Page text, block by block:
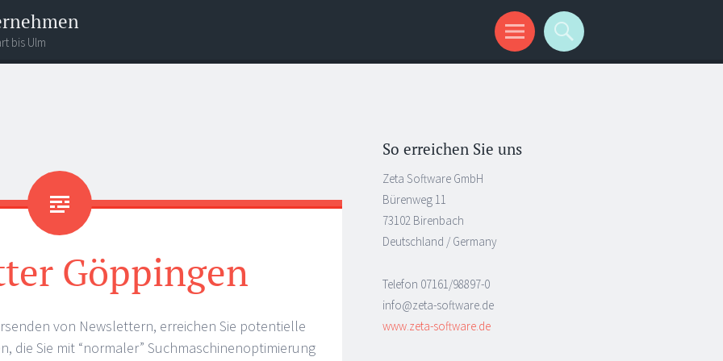
bis Ulm
Göppingen
von Newslettern, erreichen Sie potentielle
die Sie mit “normaler” Suchmaschinenoptimierung
So erreichen Sie uns
Zeta Software GmbH
Bürenweg 11
73102 Birenbach
Deutschland / Germany
Telefon 07161/98897-0
info@zeta-software.de
www.zeta-software.de